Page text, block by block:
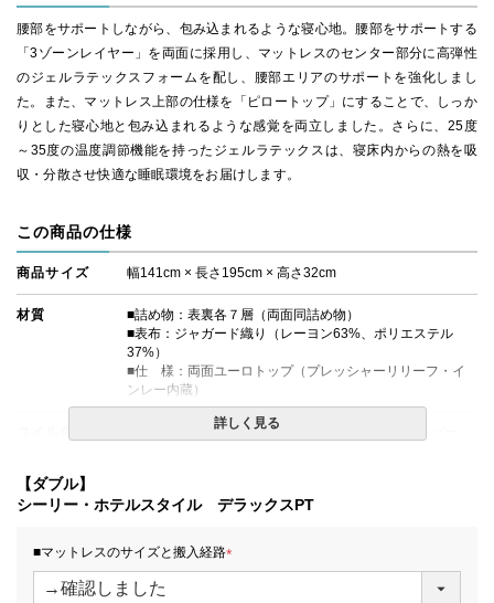
腰部をサポートしながら、包み込まれるような寝心地。腰部をサポートする
「3ゾーンレイヤー」を両面に採用し、マットレスのセンター部分に高弾性
のジェルラテックスフォームを配し、腰部エリアのサポートを強化しまし
た。また、マットレス上部の仕様を「ピロートップ」にすることで、しっか
りとした寝心地と包み込まれるような感覚を両立しました。さらに、25度
～35度の温度調節機能を持ったジェルラテックスは、寝床内からの熱を吸
収・分散させ快適な睡眠環境をお届けします。
この商品の仕様
商品サイズ 幅141cm × 長さ195cm × 高さ32cm
材質
■詰め物：表裏各７層（両面同詰め物）
■表布：ジャガード織り（レーヨン63%、ポリエステル
37%）
■仕 様：両面ユーロトップ（プレッシャーリリーフ・イ
ンレー内蔵）
ポスチャーテックコイル、並行配列、シングルテンパー
生産国
備考
・価格はマットレス単体購入の金額です。
※北海道・沖縄・離島等一部地域へのお届けは別途送料が
発生する場合がございます。また、発送予定も変更になる
場合があります。
詳しく見る
【ダブル】
シーリー・ホテルスタイル デラックスPT
■マットレスのサイズと搬入経路
(